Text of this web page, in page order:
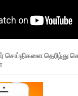
செய்திகளை தெரிந்து